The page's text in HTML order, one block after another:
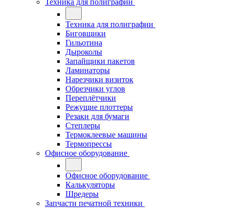
Техника для полиграфии
Техника для полиграфии
Биговщики
Гильотина
Дыроколы
Запайщики пакетов
Ламинаторы
Нарезчики визиток
Обрезчики углов
Переплётчики
Режущие плоттеры
Резаки для бумаги
Степлеры
Термоклеевые машины
Термопрессы
Офисное оборудование
Офисное оборудование
Калькуляторы
Шредеры
Запчасти печатной техники